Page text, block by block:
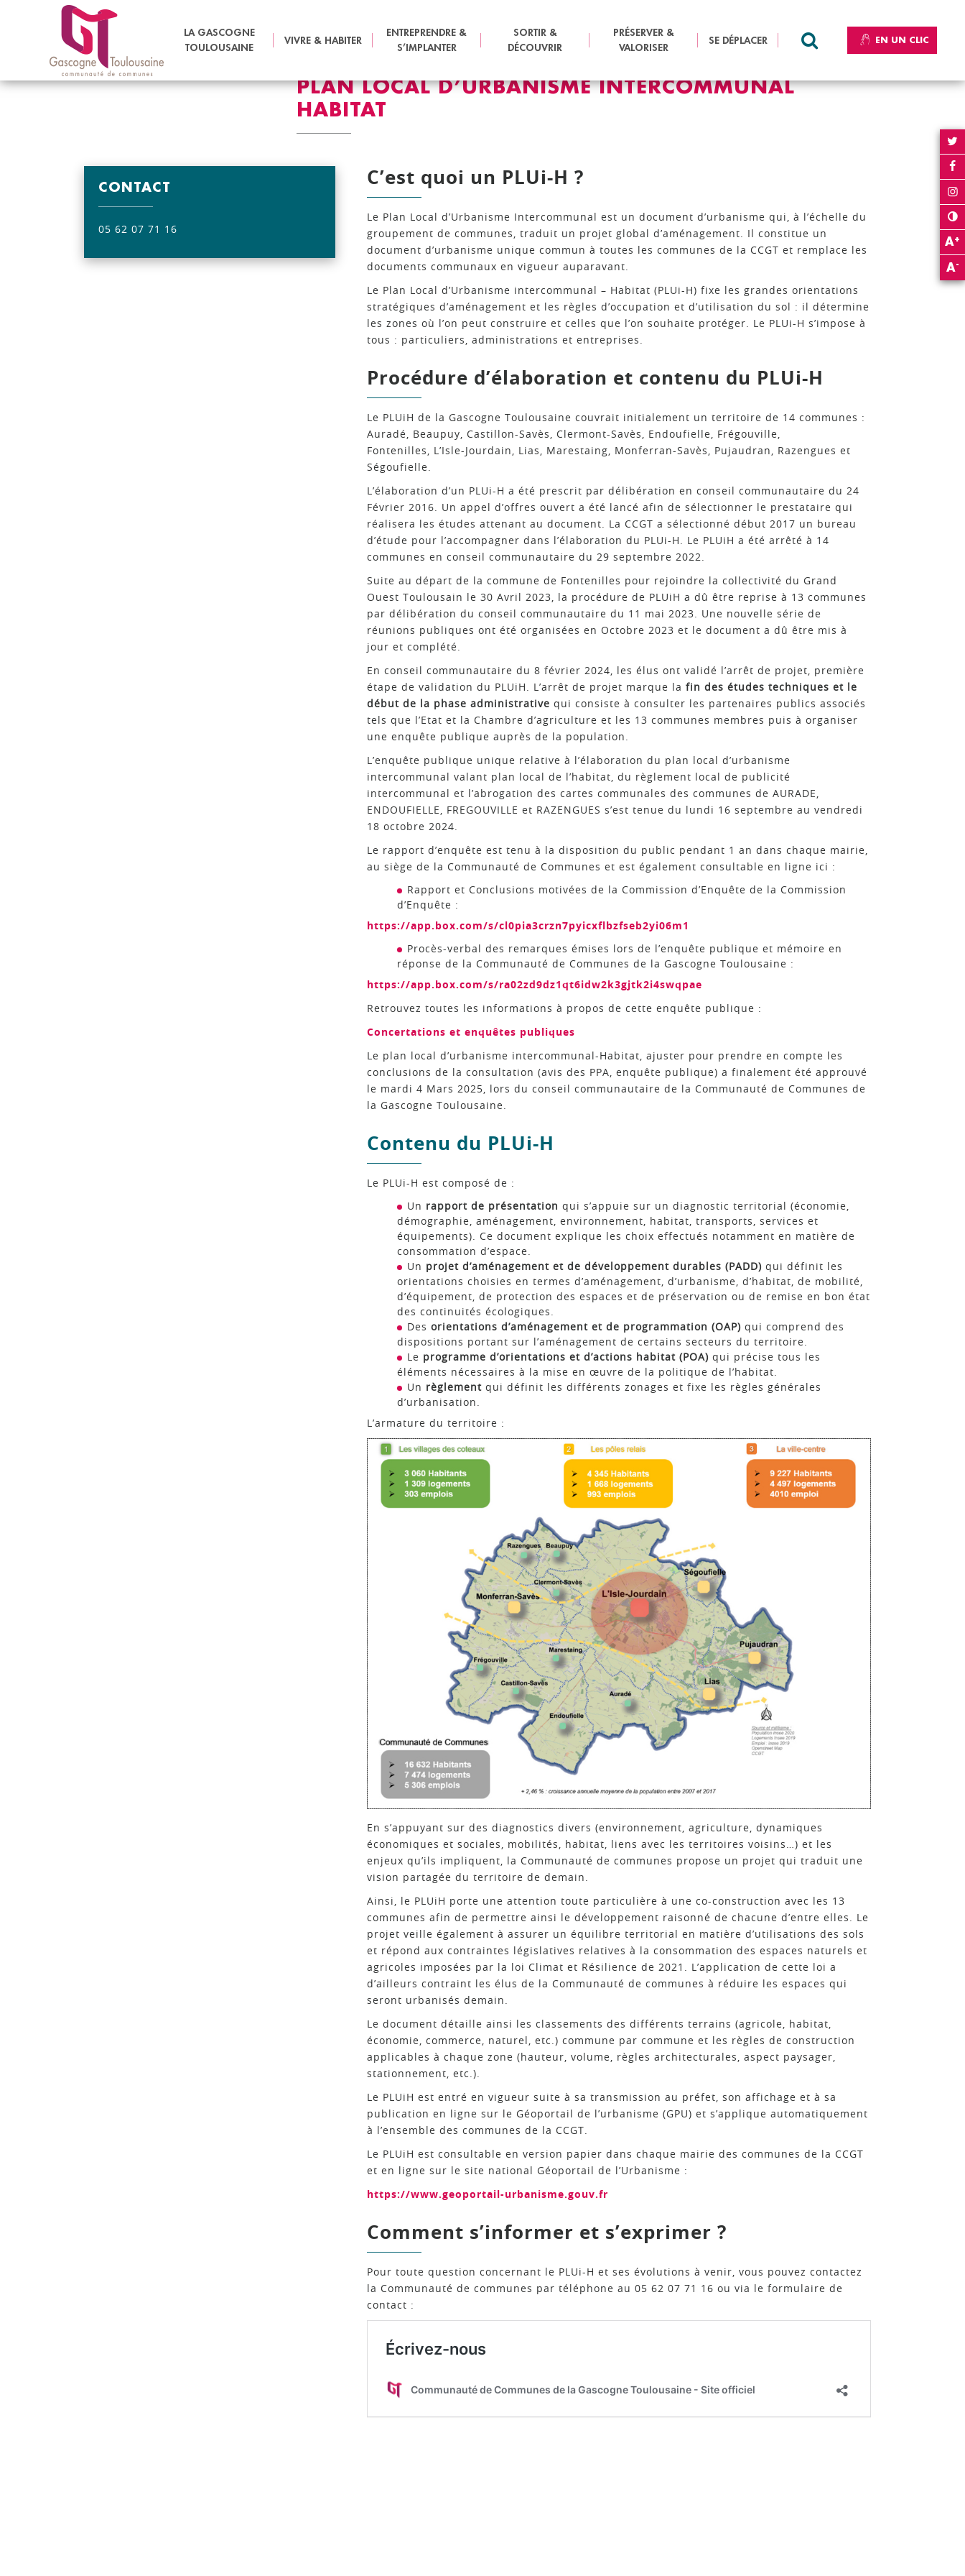
LA GASCOGNE
TOULOUSAINE
VIVRE & HABITER
ENTREPRENDRE &
S’IMPLANTER
SORTIR &
DÉCOUVRIR
PRÉSERVER &
VALORISER
SE DÉPLACER Que recherchez-vous ?
RECHERCHER
EN UN CLIC
VIVRE & HABITER AMÉNAGEMENT DU TERRITOIRE PLAN LOCAL D’URBANISME INTERCOMMUNAL HABITAT Partager sur Facebook
Partager sur TwitterEnvoyer par e-mail
Imprimer
PLAN LOCAL D’URBANISME INTERCOMMUNAL
HABITAT
C’est quoi un PLUi-H ?
Le Plan Local d’Urbanisme Intercommunal est un document d’urbanisme qui, à l’échelle du
groupement de communes, traduit un projet global d’aménagement. Il constitue un
document d’urbanisme unique commun à toutes les communes de la CCGT et remplace les
documents communaux en vigueur auparavant.
Le Plan Local d’Urbanisme intercommunal – Habitat (PLUi-H) fixe les grandes orientations
stratégiques d’aménagement et les règles d’occupation et d’utilisation du sol : il détermine
les zones où l’on peut construire et celles que l’on souhaite protéger. Le PLUi-H s’impose à
tous : particuliers, administrations et entreprises.
Procédure d’élaboration et contenu du PLUi-H
Le PLUiH de la Gascogne Toulousaine couvrait initialement un territoire de 14 communes :
Auradé, Beaupuy, Castillon-Savès, Clermont-Savès, Endoufielle, Frégouville,
Fontenilles, L’Isle-Jourdain, Lias, Marestaing, Monferran-Savès, Pujaudran, Razengues et
Ségoufielle.
L’élaboration d’un PLUi-H a été prescrit par délibération en conseil communautaire du 24
Février 2016. Un appel d’offres ouvert a été lancé afin de sélectionner le prestataire qui
réalisera les études attenant au document. La CCGT a sélectionné début 2017 un bureau
d’étude pour l’accompagner dans l’élaboration du PLUi-H. Le PLUiH a été arrêté à 14
communes en conseil communautaire du 29 septembre 2022.
Suite au départ de la commune de Fontenilles pour rejoindre la collectivité du Grand
Ouest Toulousain le 30 Avril 2023, la procédure de PLUiH a dû être reprise à 13 communes
par délibération du conseil communautaire du 11 mai 2023. Une nouvelle série de
réunions publiques ont été organisées en Octobre 2023 et le document a dû être mis à
jour et complété.
En conseil communautaire du 8 février 2024, les élus ont validé l’arrêt de projet, première
étape de validation du PLUiH. L’arrêt de projet marque la fin des études techniques et le
début de la phase administrative qui consiste à consulter les partenaires publics associés
tels que l’Etat et la Chambre d’agriculture et les 13 communes membres puis à organiser
une enquête publique auprès de la population.
L’enquête publique unique relative à l’élaboration du plan local d’urbanisme
intercommunal valant plan local de l’habitat, du règlement local de publicité
intercommunal et l’abrogation des cartes communales des communes de AURADE,
ENDOUFIELLE, FREGOUVILLE et RAZENGUES s’est tenue du lundi 16 septembre au vendredi
18 octobre 2024.
Le rapport d’enquête est tenu à la disposition du public pendant 1 an dans chaque mairie,
au siège de la Communauté de Communes et est également consultable en ligne ici :
Rapport et Conclusions motivées de la Commission d’Enquête de la Commission
d’Enquête :
https://app.box.com/s/cl0pia3crzn7pyicxflbzfseb2yi06m1
Procès-verbal des remarques émises lors de l’enquête publique et mémoire en
réponse de la Communauté de Communes de la Gascogne Toulousaine :
https://app.box.com/s/ra02zd9dz1qt6idw2k3gjtk2i4swqpae
Retrouvez toutes les informations à propos de cette enquête publique :
Concertations et enquêtes publiques
Le plan local d’urbanisme intercommunal-Habitat, ajuster pour prendre en compte les
conclusions de la consultation (avis des PPA, enquête publique) a finalement été approuvé
le mardi 4 Mars 2025, lors du conseil communautaire de la Communauté de Communes de
la Gascogne Toulousaine.
Contenu du PLUi-H
Le PLUi-H est composé de :
Un rapport de présentation qui s’appuie sur un diagnostic territorial (économie,
démographie, aménagement, environnement, habitat, transports, services et
équipements). Ce document explique les choix effectués notamment en matière de
consommation d’espace.
Un projet d’aménagement et de développement durables (PADD) qui définit les
orientations choisies en termes d’aménagement, d’urbanisme, d’habitat, de mobilité,
d’équipement, de protection des espaces et de préservation ou de remise en bon état
des continuités écologiques.
Des orientations d’aménagement et de programmation (OAP) qui comprend des
dispositions portant sur l’aménagement de certains secteurs du territoire.
Le programme d’orientations et d’actions habitat (POA) qui précise tous les
éléments nécessaires à la mise en œuvre de la politique de l’habitat.
Un règlement qui définit les différents zonages et fixe les règles générales
d’urbanisation.
L’armature du territoire :
En s’appuyant sur des diagnostics divers (environnement, agriculture, dynamiques
économiques et sociales, mobilités, habitat, liens avec les territoires voisins…) et les
enjeux qu’ils impliquent, la Communauté de communes propose un projet qui traduit une
vision partagée du territoire de demain.
Ainsi, le PLUiH porte une attention toute particulière à une co-construction avec les 13
communes afin de permettre ainsi le développement raisonné de chacune d’entre elles. Le
projet veille également à assurer un équilibre territorial en matière d’utilisations des sols
et répond aux contraintes législatives relatives à la consommation des espaces naturels et
agricoles imposées par la loi Climat et Résilience de 2021. L’application de cette loi a
d’ailleurs contraint les élus de la Communauté de communes à réduire les espaces qui
seront urbanisés demain.
Le document détaille ainsi les classements des différents terrains (agricole, habitat,
économie, commerce, naturel, etc.) commune par commune et les règles de construction
applicables à chaque zone (hauteur, volume, règles architecturales, aspect paysager,
stationnement, etc.).
Le PLUiH est entré en vigueur suite à sa transmission au préfet, son affichage et à sa
publication en ligne sur le Géoportail de l’urbanisme (GPU) et s’applique automatiquement
à l’ensemble des communes de la CCGT.
Le PLUiH est consultable en version papier dans chaque mairie des communes de la CCGT
et en ligne sur le site national Géoportail de l’Urbanisme :
https://www.geoportail-urbanisme.gouv.fr
Comment s’informer et s’exprimer ?
Pour toute question concernant le PLUi-H et ses évolutions à venir, vous pouvez contactez
la Communauté de communes par téléphone au 05 62 07 71 16 ou via le formulaire de
contact :
CONTACT
05 62 07 71 16
A+
A-